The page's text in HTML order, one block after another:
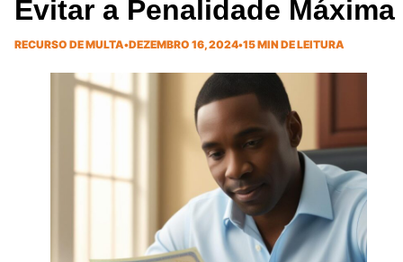
Evitar a Penalidade Máxima
RECURSO DE MULTA•DEZEMBRO 16, 2024•15 MIN DE LEITURA